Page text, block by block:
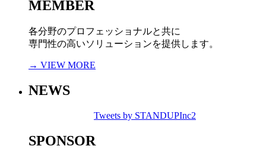
MEMBER
各分野のプロフェッショナルと共に
専門性の高いソリューションを提供します。
→ VIEW MORE
NEWS
Tweets by STANDUPInc2
SPONSOR